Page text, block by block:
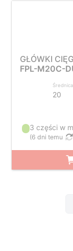
GŁÓWKI
FPL-M20C-
20
3 części w
(6 dni temu